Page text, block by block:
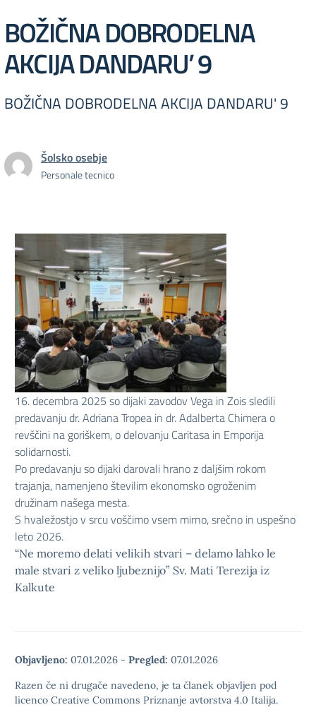
BOŽIČNA DOBRODELNA
AKCIJA DANDARU’ 9
BOŽIČNA DOBRODELNA AKCIJA DANDARU' 9
Šolsko osebje
Personale tecnico
16. decembra 2025 so dijaki zavodov Vega in Zois sledili
predavanju dr. Adriana Tropea in dr. Adalberta Chimera o
revščini na goriškem, o delovanju Caritasa in Emporija
solidarnosti.
Po predavanju so dijaki darovali hrano z daljšim rokom
trajanja, namenjeno številim ekonomsko ogroženim
družinam našega mesta.
S hvaležostjo v srcu voščimo vsem mirno, srečno in uspešno
leto 2026.
“Ne moremo delati velikih stvari – delamo lahko le
male stvari z veliko ljubeznijo” Sv. Mati Terezija iz
Kalkute
Objavljeno: 07.01.2026 - Pregled: 07.01.2026
Razen če ni drugače navedeno, je ta članek objavljen pod
licenco Creative Commons Priznanje avtorstva 4.0 Italija.